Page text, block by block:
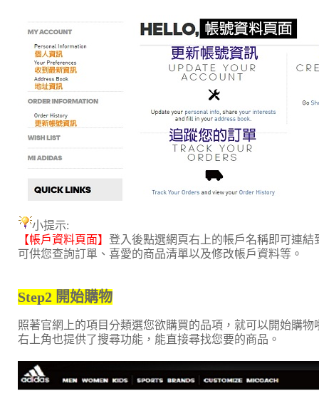
小提示:
【帳戶資料頁面】 登入後點選網頁右上的帳戶名稱即可連結
可供您查詢訂單、喜愛的商品清單以及修改帳戶資料等。
Step2 開始購物
照著官網上的項目分類選您欲購買的品項，就可以開始購物
右上角也提供了搜尋功能，能直接尋找您要的商品。